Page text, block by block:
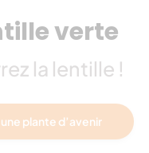
verte
la lentille !
plante d’avenir